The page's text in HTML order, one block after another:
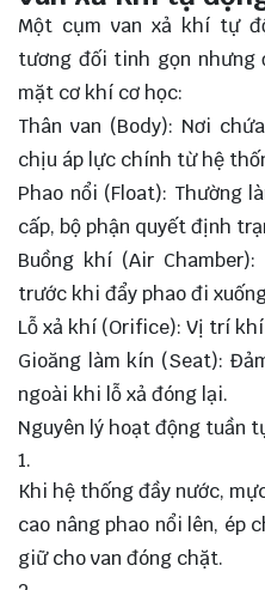
Một cụm van xả khí tự
tương đối tinh gọn nhưng
mặt cơ khí cơ học:
Thân van (Body): Nơi
chịu áp lực chính từ hệ
Phao nổi (Float): Thường
cấp, bộ phận quyết định
Buồng khí (Air
trước khi đẩy phao đi
Lỗ xả khí (Orifice): Vị trí
Gioăng làm kín (Seat):
ngoài khi lỗ xả đóng lại.
Nguyên lý hoạt động tuần
Khi hệ thống đầy nước,
cao nâng phao nổi lên, ép
giữ cho van đóng chặt.